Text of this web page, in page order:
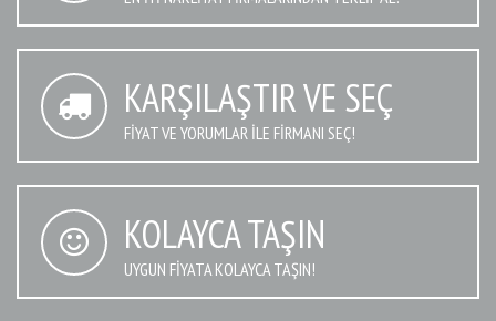
KARŞILAŞTIR VE SEÇ
FIYAT VE YORUMLAR İLE FIRMANI SEÇ!
KOLAYCA TAŞIN
UYGUN FIYATA KOLAYCA TAŞIN!